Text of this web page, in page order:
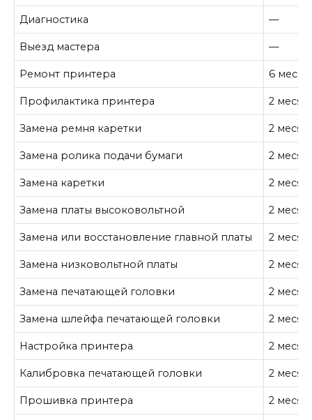
Диагностика —
Выезд мастера —
Ремонт принтера 6
Профилактика принтера 2
Замена ремня каретки 2
Замена ролика подачи бумаги 2
Замена каретки 2
Замена платы высоковольтной 2
Замена или восстановление главной платы 2
Замена низковольтной платы 2
Замена печатающей головки 2
Замена шлейфа печатающей головки 2
Настройка принтера 2
Калибровка печатающей головки 2
Прошивка принтера 2